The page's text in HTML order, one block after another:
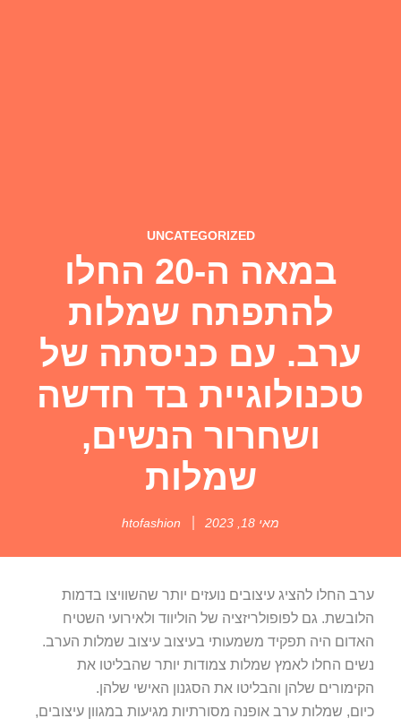
UNCATEGORIZED
במאה ה-20 החלו
להתפתח שמלות
ערב. עם כניסתה של
טכנולוגיית בד חדשה
ושחרור הנשים,
שמלות
מאי 18, 2023 htofashion
ערב החלו להציג עיצובים נועזים יותר שהשוויצו בדמות
הלובשת. גם לפופולריזציה של הוליווד ולאירועי השטיח
האדום היה תפקיד משמעותי בעיצוב עיצוב שמלות הערב.
נשים החלו לאמץ שמלות צמודות יותר שהבליטו את
הקימורים שלהן והבליטו את הסגנון האישי שלהן.
כיום, שמלות ערב אופנה מסורתיות מגיעות במגוון עיצובים,